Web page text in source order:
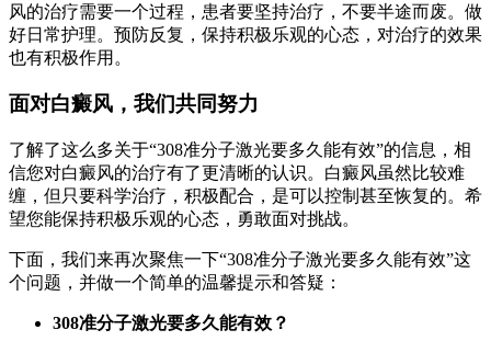
风的治疗需要一个过程，患者要坚持治疗，不要半途而废。做
好日常护理。预防反复，保持积极乐观的心态，对治疗的效果
也有积极作用。
面对白癜风，我们共同努力
了解了这么多关于“308准分子激光要多久能有效”的信息，相
信您对白癜风的治疗有了更清晰的认识。白癜风虽然比较难
缠，但只要科学治疗，积极配合，是可以控制甚至恢复的。希
望您能保持积极乐观的心态，勇敢面对挑战。
下面，我们来再次聚焦一下“308准分子激光要多久能有效”这
个问题，并做一个简单的温馨提示和答疑：
308准分子激光要多久能有效？